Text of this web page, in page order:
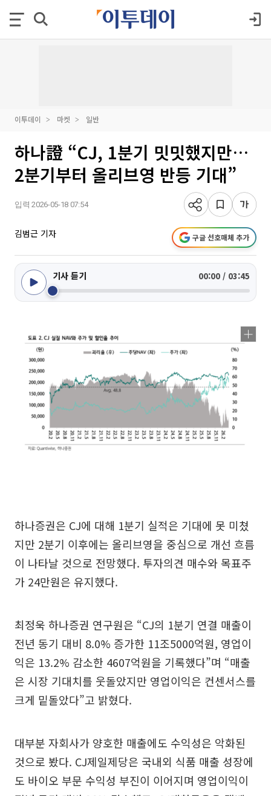
이투데이 마켓 일반
하나證 “CJ, 1분기 밋밋했지만…
2분기부터 올리브영 반등 기대”
입력 2026-05-18 07:54
김범근 기자 구글 선호매체 추가
기사 듣기 00:00 / 03:45
하나증권은 CJ에 대해 1분기 실적은 기대에 못 미쳤
지만 2분기 이후에는 올리브영을 중심으로 개선 흐름
이 나타날 것으로 전망했다. 투자의견 매수와 목표주
가 24만원은 유지했다.
최정욱 하나증권 연구원은 “CJ의 1분기 연결 매출이
전년 동기 대비 8.0% 증가한 11조5000억원, 영업이
익은 13.2% 감소한 4607억원을 기록했다”며 “매출
은 시장 기대치를 웃돌았지만 영업이익은 컨센서스를
크게 밑돌았다”고 밝혔다.
대부분 자회사가 양호한 매출에도 수익성은 악화된
것으로 봤다. CJ제일제당은 국내외 식품 매출 성장에
도 바이오 부문 수익성 부진이 이어지며 영업이익이